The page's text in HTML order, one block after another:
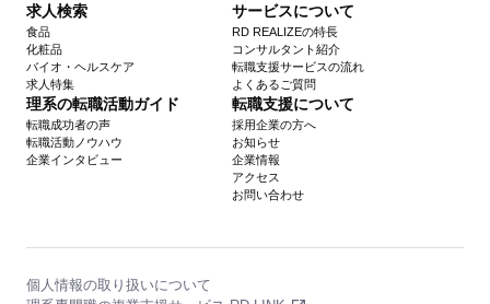
求人検索
食品
化粧品
バイオ・ヘルスケア
求人特集
サービスについて
RD REALIZEの特長
コンサルタント紹介
転職支援サービスの流れ
よくあるご質問
理系の転職活動ガイド
転職成功者の声
転職活動ノウハウ
企業インタビュー
転職支援について
採用企業の方へ
お知らせ
企業情報
アクセス
お問い合わせ
個人情報の取り扱いについて